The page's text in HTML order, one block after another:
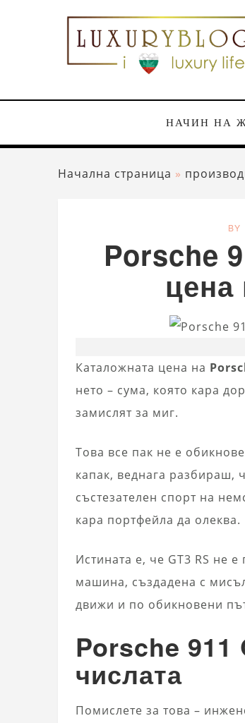
НАЧИН НА
Начална страница »
BY
Porsche
цена
Каталожната цена на
нето – сума, която кара
замислят за миг.
Това все пак не е
капак, веднага разбираш,
състезателен спорт на
кара портфейла да
Истината е, че GT3 RS не
машина, създадена с
движи и по обикновени
Porsche 911
числата
Помислете за това –